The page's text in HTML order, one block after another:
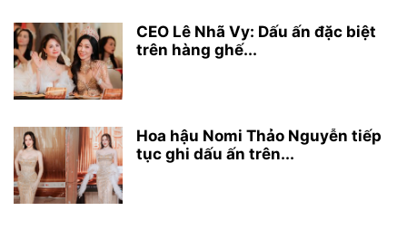
CEO Lê Nhã Vy: Dấu ấn đặc biệt
trên hàng ghế...
Hoa hậu Nomi Thảo Nguyễn tiếp
tục ghi dấu ấn trên...